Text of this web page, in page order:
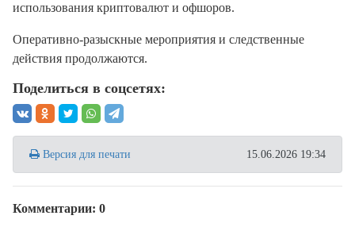
использования криптовалют и офшоров.
Оперативно-разыскные мероприятия и следственные
действия продолжаются.
Поделиться в соцсетях:
Версия для печати 15.06.2026 19:34
Комментарии: 0